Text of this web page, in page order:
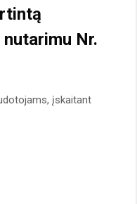
Nr.
įskaitant